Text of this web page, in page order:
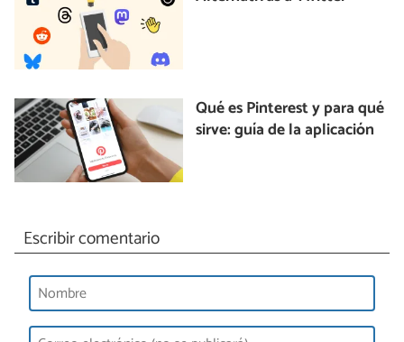
Qué es Pinterest y para qué
sirve: guía de la aplicación
Escribir comentario